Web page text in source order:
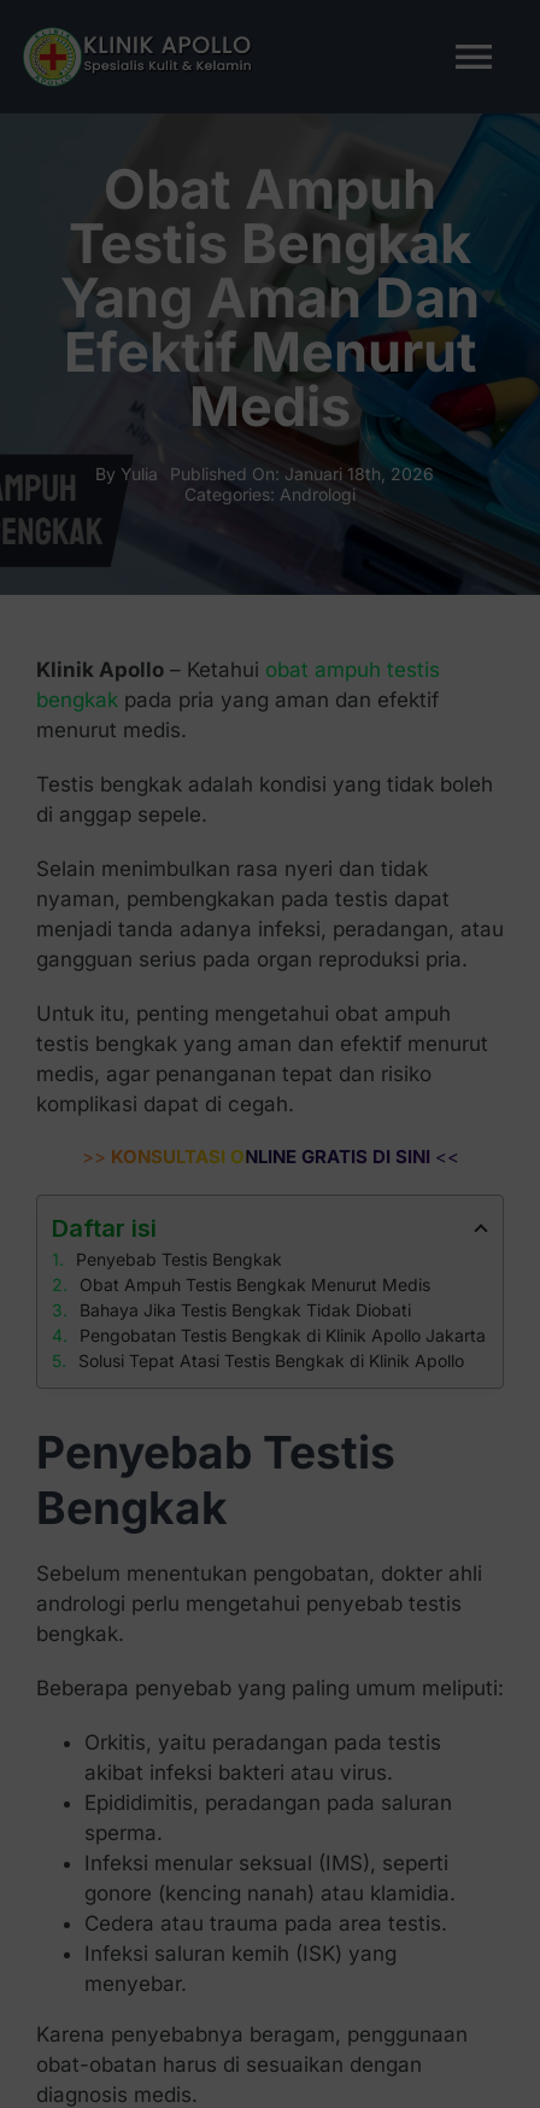
content
TENTANG KAMI
LAYANAN KAMI
Tanya Apollo
Obat Ampuh
Testis Bengkak
Yang Aman Dan
Efektif Menurut
Medis
By Yulia
Published On: Januari 18th, 2026
Categories: Andrologi
Klinik Apollo– Ketahui obat ampuh testis
bengkakpada pria yang aman dan efektif
menurut medis.
Testis bengkak adalah kondisi yang tidak boleh
di anggap sepele.
Selain menimbulkan rasa nyeri dan tidak
nyaman, pembengkakan pada testis dapat
menjadi tanda adanya infeksi, peradangan, atau
gangguan serius pada organ reproduksi pria.
Untuk itu, penting mengetahui obat ampuh
testis bengkak yang aman dan efektif menurut
medis, agar penanganan tepat dan risiko
komplikasi dapat di cegah.
>> KONSULTASI ONLINE GRATIS DI SINI <<
Daftar isi
Penyebab Testis Bengkak
Obat Ampuh Testis Bengkak Menurut Medis
Bahaya Jika Testis Bengkak Tidak Diobati
Pengobatan Testis Bengkak di Klinik Apollo Jakarta
Solusi Tepat Atasi Testis Bengkak di Klinik Apollo
Penyebab Testis
Bengkak
Sebelum menentukan pengobatan, dokter ahli
andrologi perlu mengetahui penyebab testis
bengkak.
Beberapa penyebab yang paling umum meliputi:
Orkitis, yaitu peradangan pada testis
akibat infeksi bakteri atau virus.
Epididimitis, peradangan pada saluran
sperma.
Infeksi menular seksual (IMS), seperti
gonore (kencing nanah) atau klamidia.
Cedera atau trauma pada area testis.
Infeksi saluran kemih (ISK) yang
menyebar.
Karena penyebabnya beragam, penggunaan
obat-obatan harus di sesuaikan dengan
diagnosis medis.